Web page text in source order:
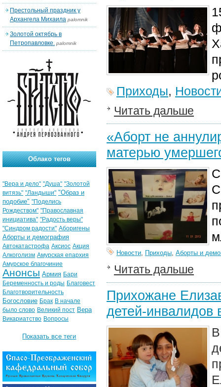
Приходы,
Читать дальше
«Аборт не
матерью
Новости, Приходы, Аборты и
Читать дальше
Прихожане
детей-инвалидов
Престольный праздник у
Архангела Михаила palomnik
Золотой октябрь в
Петропавловке. palomnik
Облако тегов
"Вера и дело" "Душа" "Золотой
витязь" "Ландыши" "Образ и
подобие" "Поделись
Рождеством" "Православная
инициатива" "Радость веры"
"Синдром радости" Аборигены
Аборты и демография
Автокатастрофа Аксиос Акция
Алкоголизм Амурская епархия
Амурское благочиние
Анонсы Армия Бари
Беременность и роды Благовест
Благотворительность
Богословие Брак В начале
было слово Великий пост Вера
Викариатство Вопросы
Показать все теги